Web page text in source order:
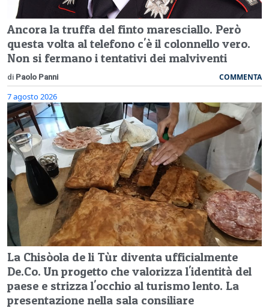
Ancora la truffa del finto maresciallo. Però
questa volta al telefono c'è il colonnello vero.
Non si fermano i tentativi dei malviventi
di Paolo Panni COMMENTA
7 agosto 2026
La Chisòola de li Tùr diventa ufficialmente
De.Co. Un progetto che valorizza l'identità del
paese e strizza l'occhio al turismo lento. La
presentazione nella sala consiliare